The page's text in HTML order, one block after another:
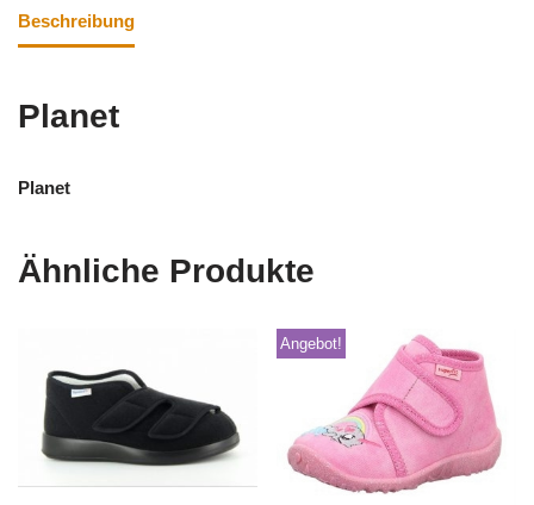
Beschreibung
Planet
Planet
Ähnliche Produkte
Angebot!